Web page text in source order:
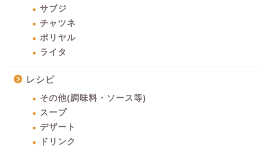
サブジ
チャツネ
ポリヤル
ライタ
レシピ
その他(調味料・ソース等)
スープ
デザート
ドリンク